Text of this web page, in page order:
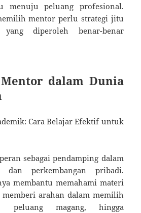
menuju peluang profesional.
mentor perlu strategi jitu
diperoleh benar-benar
dalam Dunia
Cara Belajar Efektif untuk
sebagai pendamping dalam
dan perkembangan pribadi.
membantu memahami materi
arahan dalam memilih
peluang magang, hingga